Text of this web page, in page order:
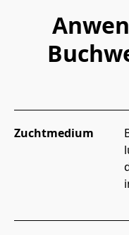
Zuchtmedium